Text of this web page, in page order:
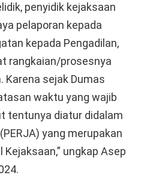
penyidik kejaksaan
pelaporan kepada
kepada Pengadilan,
rangkaian/prosesnya
Karena sejak Dumas
waktu yang wajib
tentunya diatur didalam
yang merupakan
ungkap Asep